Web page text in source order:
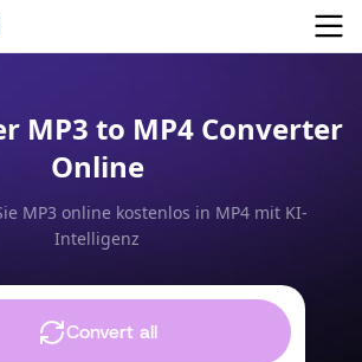
MP3 to MP4 Converter
Online
MP3 online kostenlos in MP4 mit KI-
Intelligenz